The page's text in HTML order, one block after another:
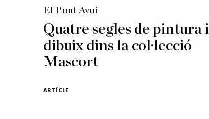
El Punt Avui
Quatre segles de pintura i
dibuix dins la col·lecció
Mascort
ARTÍCLE